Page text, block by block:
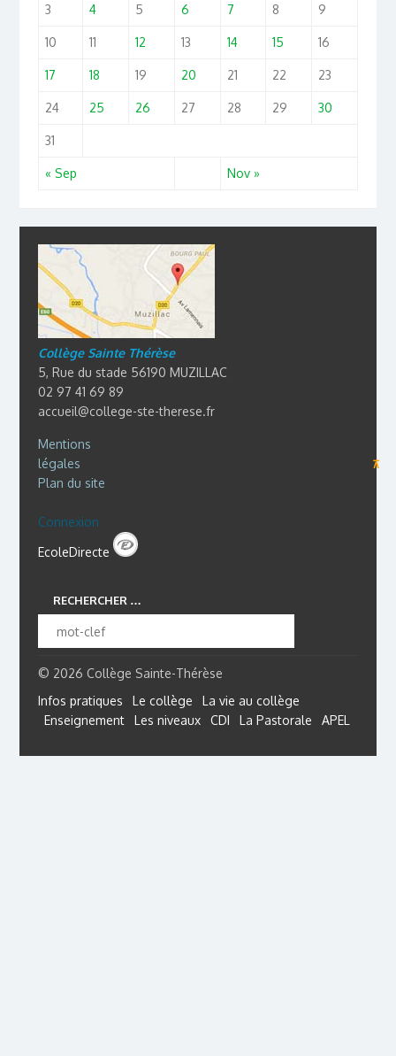
« Sep Nov »
3 4 5 6 7 8 9
10 11 12 13 14 15 16
17 18 19 20 21 22 23
24 25 26 27 28 29 30
31
Collège Sainte Thérèse
5, Rue du stade 56190 MUZILLAC
02 97 41 69 89
accueil@college-ste-therese.fr
Mentions
légales
⊼
Plan du site
Connexion
EcoleDirecte
RECHERCHER …
© 2026 Collège Sainte-Thérèse
Infos pratiques
Le collège
La vie au collège
Enseignement
Les niveaux CDI La Pastorale APEL